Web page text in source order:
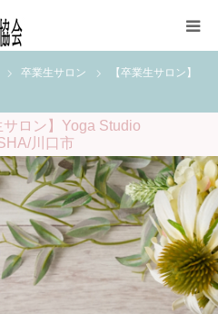
卒業生サロン
【卒業生サロン】
サロン】Yoga Studio
川口市